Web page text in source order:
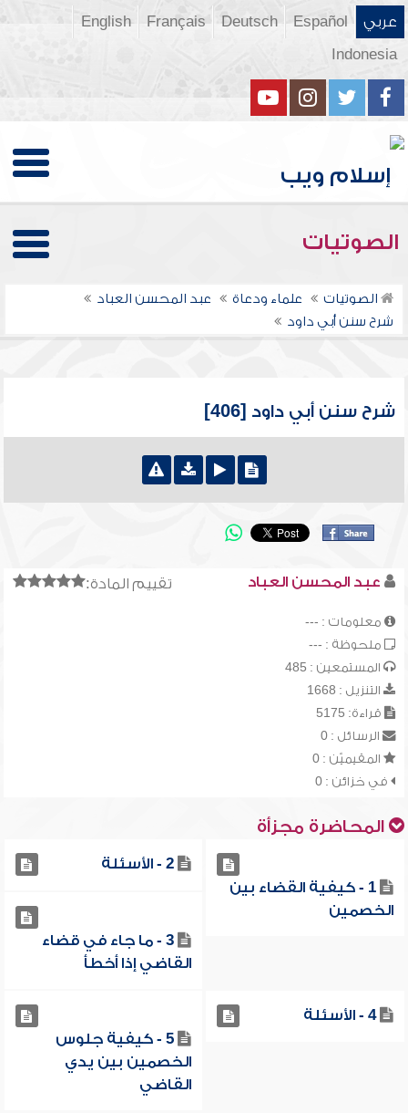
عربي Español
Deutsch
Français
English
Indonesia
الصوتيات
الصوتيات علماء ودعاة
عبد المحسن العباد
شرح سنن أبي داود
شرح سنن أبي داود [406]
تقييم المادة: عبد المحسن العباد
معلومات : ---
ملحوظة : ---
المستمعين : 485
التنزيل : 1668
قراءة: 5175
الرسائل : 0
المقيميّن : 0
في خزائن : 0
المحاضرة مجزأة
1 - كيفية القضاء بين
الخصمين
2 - الأسئلة
3 - ما جاء في قضاء
القاضي إذا أخطأ
4 - الأسئلة
5 - كيفية جلوس
الخصمين بين يدي
القاضي